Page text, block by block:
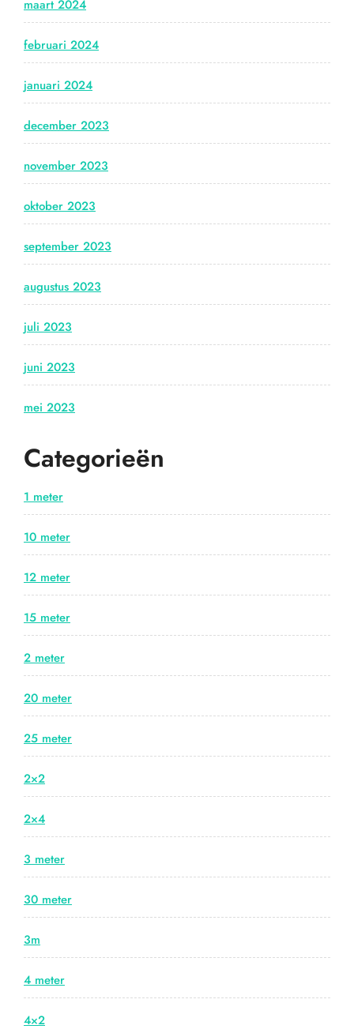
maart 2024
februari 2024
januari 2024
december 2023
november 2023
oktober 2023
september 2023
augustus 2023
juli 2023
juni 2023
mei 2023
Categorieën
1 meter
10 meter
12 meter
15 meter
2 meter
20 meter
25 meter
2×2
2×4
3 meter
30 meter
3m
4 meter
4×2